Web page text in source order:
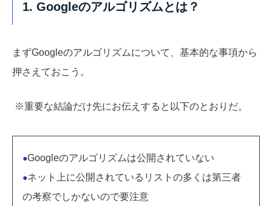
1. Googleのアルゴリズムとは？
まずGoogleのアルゴリズムについて、基本的な事項から
押さえておこう。
※重要な結論だけ先にお伝えすると以下のとおりだ。
●Googleのアルゴリズムは公開されていない
●ネット上に公開されているリストの多くは第三者
の考察でしかないので要注意